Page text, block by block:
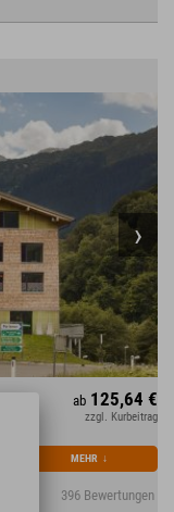
396 Bewertungen
ab 125,64 €
zzgl. Kurbeitrag
MEHR ↓